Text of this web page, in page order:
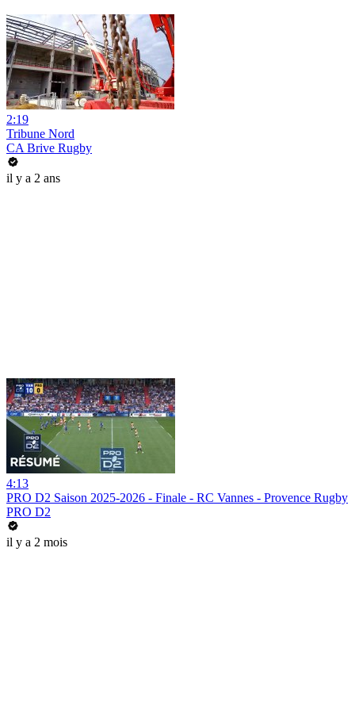
2:19
Tribune Nord
CA Brive Rugby
il y a 2 ans
4:13
PRO D2 Saison 2025-2026 - Finale - RC Vannes - Provence Rugby
PRO D2
il y a 2 mois